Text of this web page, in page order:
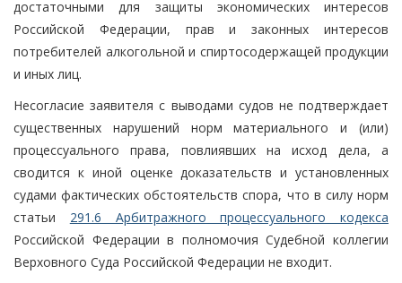
достаточными для защиты экономических интересов
Российской Федерации, прав и законных интересов
потребителей алкогольной и спиртосодержащей продукции
и иных лиц.
Несогласие заявителя с выводами судов не подтверждает
существенных нарушений норм материального и (или)
процессуального права, повлиявших на исход дела, а
сводится к иной оценке доказательств и установленных
судами фактических обстоятельств спора, что в силу норм
статьи 291.6 Арбитражного процессуального кодекса
Российской Федерации в полномочия Судебной коллегии
Верховного Суда Российской Федерации не входит.